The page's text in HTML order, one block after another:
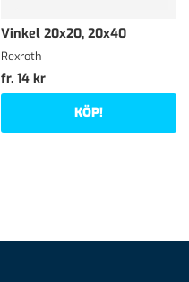
Vinkel 20x20, 20x40
Rexroth
fr. 14 kr
KÖP!